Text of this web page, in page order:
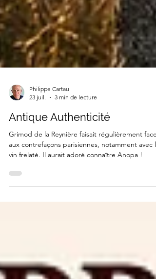
23 juil.
3 min de lecture
Antique Authenticité
Grimod de la Reynière faisait régulièrement face
vin frelaté. Il aurait adoré connaître Anopa !